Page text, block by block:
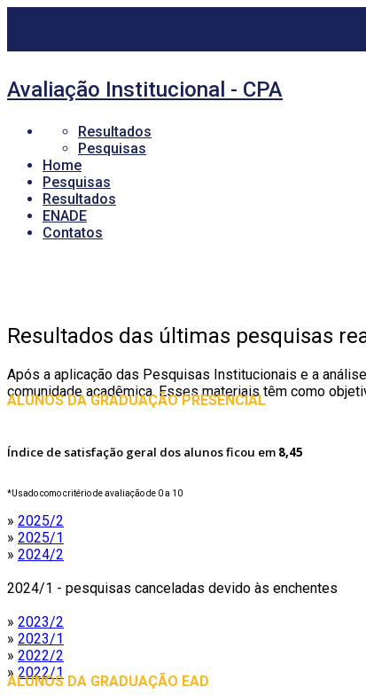
Avaliação Institucional - CPA
Resultados
Pesquisas
Home
Pesquisas
Resultados
ENADE
Contatos
Resultados das últimas pesquisas
Após a aplicação das Pesquisas Institucionais e a
comunidade acadêmica. Esses materiais têm como
ALUNOS DA GRADUAÇÃO PRESENCIAL
Índice de satisfação geral dos alunos ficou em 8,45
*Usado como critério de avaliação de 0 a 10
» 2025/2
» 2025/1
» 2024/2
2024/1 - pesquisas canceladas devido às enchentes
» 2023/2
» 2023/1
» 2022/2
» 2022/1
ALUNOS DA GRADUAÇÃO EAD